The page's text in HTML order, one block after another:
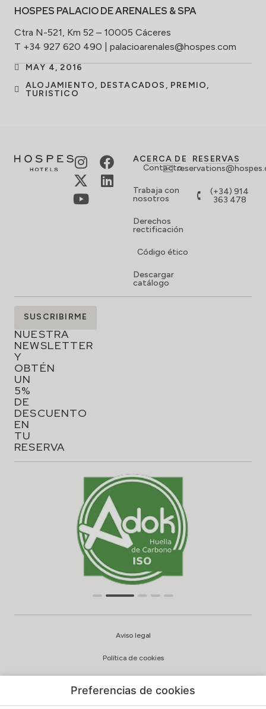
HOSPES PALACIO DE ARENALES & SPA
Ctra N-521, Km 52 – 10005 Cáceres
T +34 927 620 490 | palacioarenales@hospes.com
MAY 4, 2016
ALOJAMIENTO, DESTACADOS , PREMIO,
TURISTICO
ACERCA DE
Contacto
Trabaja con
nosotros
Derechos
rectificación
Código ético
Descargar
catálogo
RESERVAS
(+34) 914
363 478
SUSCRÍBETE
NUESTRA
NEWSLETTER
Y
OBTÉN
UN
5%
DE
DESCUENTO
EN
TU
RESERVA
SUSCRIBIRME
Aviso legal
Política de cookies
Preferencias de cookies